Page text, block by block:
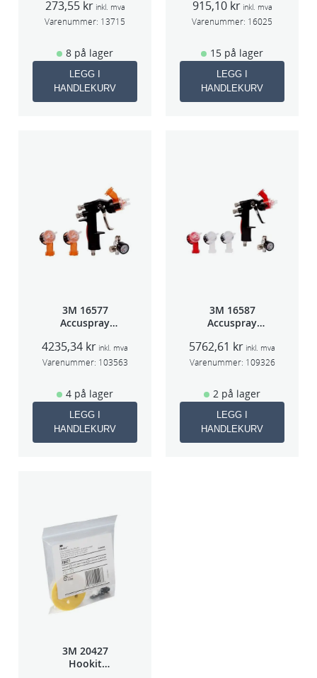
273,55 kr inkl. mva
Varenummer: 13715
8 på lager
LEGG I
HANDLEKURV
915,10 kr inkl. mva
Varenummer: 16025
15 på lager
LEGG I
HANDLEKURV
3M 16577
Accuspray
HG14
4235,34 kr inkl. mva
Varenummer: 103563
4 på lager
LEGG I
HANDLEKURV
3M 16587
Accuspray
HGP
5762,61 kr inkl. mva
Varenummer: 109326
2 på lager
LEGG I
HANDLEKURV
3M 20427
Hookit